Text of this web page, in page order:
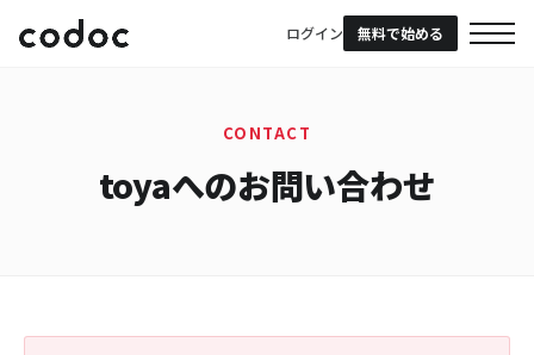
ログイン 無料で始める
CONTACT
toyaへのお問い合わせ